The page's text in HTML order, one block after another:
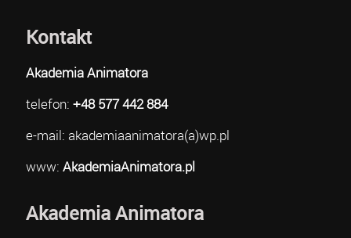
Kontakt
Akademia Animatora
telefon: +48 577 442 884
e-mail: akademiaanimatora(a)wp.pl
www: AkademiaAnimatora.pl
Akademia Animatora